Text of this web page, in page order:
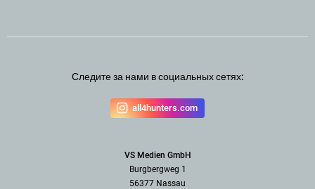
Следите за нами в социальных сетях:
all4hunters.com
VS Medien GmbH
Burgbergweg 1
56377 Nassau